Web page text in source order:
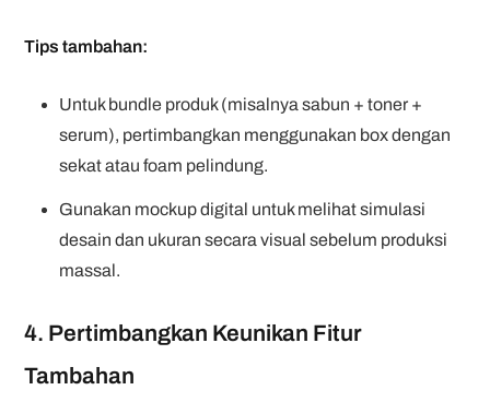
Tips tambahan:
Untuk bundle produk (misalnya sabun + toner +
serum), pertimbangkan menggunakan box dengan
sekat atau foam pelindung.
Gunakan mockup digital untuk melihat simulasi
desain dan ukuran secara visual sebelum produksi
massal.
4. Pertimbangkan Keunikan Fitur
Tambahan